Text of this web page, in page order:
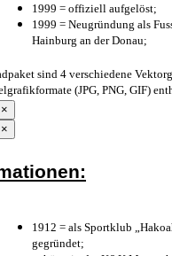
1999 = offiziell aufgelöst;
1999 = Neugründung als
Hainburg an der Donau;
sind 4 verschiedene
(JPG, PNG, GIF)
×
×
1912 = als Sportklub
gegründet;